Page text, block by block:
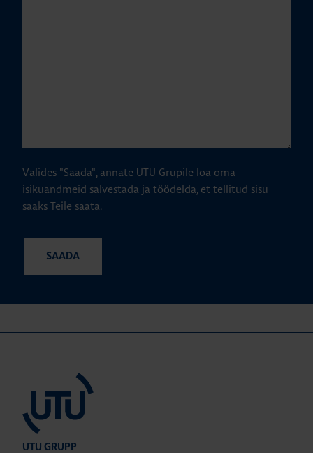
Valides "Saada", annate UTU Grupile loa oma
isikuandmeid salvestada ja töödelda, et tellitud sisu
saaks Teile saata.
UTU GRUPP